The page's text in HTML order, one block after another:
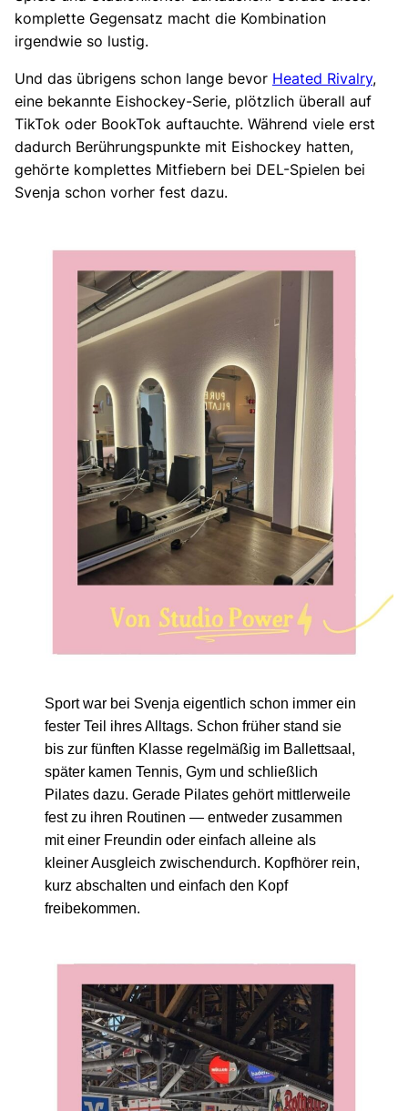
komplette Gegensatz macht die Kombination
irgendwie so lustig.
Und das übrigens schon lange bevor Heated Rivalry,
eine bekannte Eishockey-Serie, plötzlich überall auf
TikTok oder BookTok auftauchte. Während viele erst
dadurch Berührungspunkte mit Eishockey hatten,
gehörte komplettes Mitfiebern bei DEL-Spielen bei
Svenja schon vorher fest dazu.
Sport war bei Svenja eigentlich schon immer ein
fester Teil ihres Alltags. Schon früher stand sie
bis zur fünften Klasse regelmäßig im Ballettsaal,
später kamen Tennis, Gym und schließlich
Pilates dazu. Gerade Pilates gehört mittlerweile
fest zu ihren Routinen — entweder zusammen
mit einer Freundin oder einfach alleine als
kleiner Ausgleich zwischendurch. Kopfhörer rein,
kurz abschalten und einfach den Kopf
freibekommen.